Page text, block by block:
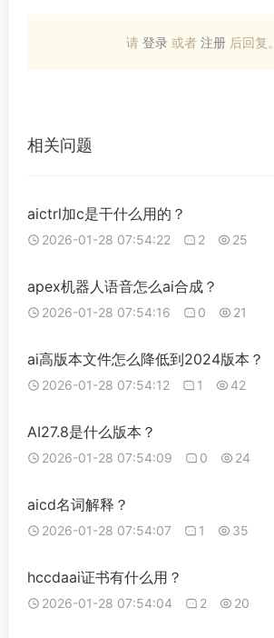
请 登录 或者 注册 后回复。
相关问题
aictrl加c是干什么用的？
2026-01-28 07:54:22 2 25
apex机器人语音怎么ai合成？
2026-01-28 07:54:16 0 21
ai高版本文件怎么降低到2024版本？
2026-01-28 07:54:12 1 42
AI27.8是什么版本？
2026-01-28 07:54:09 0 24
aicd名词解释？
2026-01-28 07:54:07 1 35
hccdaai证书有什么用？
2026-01-28 07:54:04 2 20